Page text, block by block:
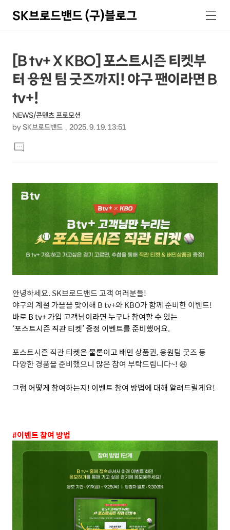
SK브로드밴드 (구)블로그
색
메
뉴
상
세
컨
텐
츠
본
문
제
목
[B tv+ X KBO] 포스트시즌 티켓부
터 응원 팀 굿즈까지! 야구 팬이라면 B
tv+!
NEWS/콘텐츠 프로모션
by SK브로드밴드 2025. 9. 19. 13:51
문
댓
글
안녕하세요. SK브로드밴드 고객 여러분들!
야구의 계절 가을을 맞이해 B tv+와KBO가 함께 준비한 이벤트!
바로 B tv+가입 고객님이라면 누구나 참여할 수 있는
‘포스트시즌 직관 티켓’증정 이벤트를 준비했어요.
포스트시즌 직관티켓은 물론이고 배민 상품권,응원팀 굿즈 등
다양한 경품을 준비했으니 많은 참여 부탁드립니다~! 😆
그럼 어떻게 참여하는지! 이벤트 참여 방법에 대해 알려드릴게요!
#이벤트 참여 방법